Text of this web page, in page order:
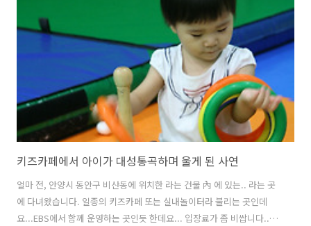
요... 비주얼검색 등을 통해, 내가 원하는 패션 아이템을 보다 쉽게 찾아
갈 수 있도록 도와주는 곳으로... 원하는 아이템을 파는 각종 패션 관련
쇼핑사이트로 이동할 수 있는 쇼핑 게이트웨이라고 보셔도 ..
키즈카페에서 아이가 대성통곡하며 울게 된 사연
얼마 전, 안양시 동안구 비산동에 위치한 라는 건물 內 에 있는.. 라는 곳
에 다녀왔습니다. 일종의 키즈카페 또는 실내놀이터라 불리는 곳인데
요...EBS에서 함께 운영하는 곳인듯 한데요... 입장료가 좀 비쌉니다...